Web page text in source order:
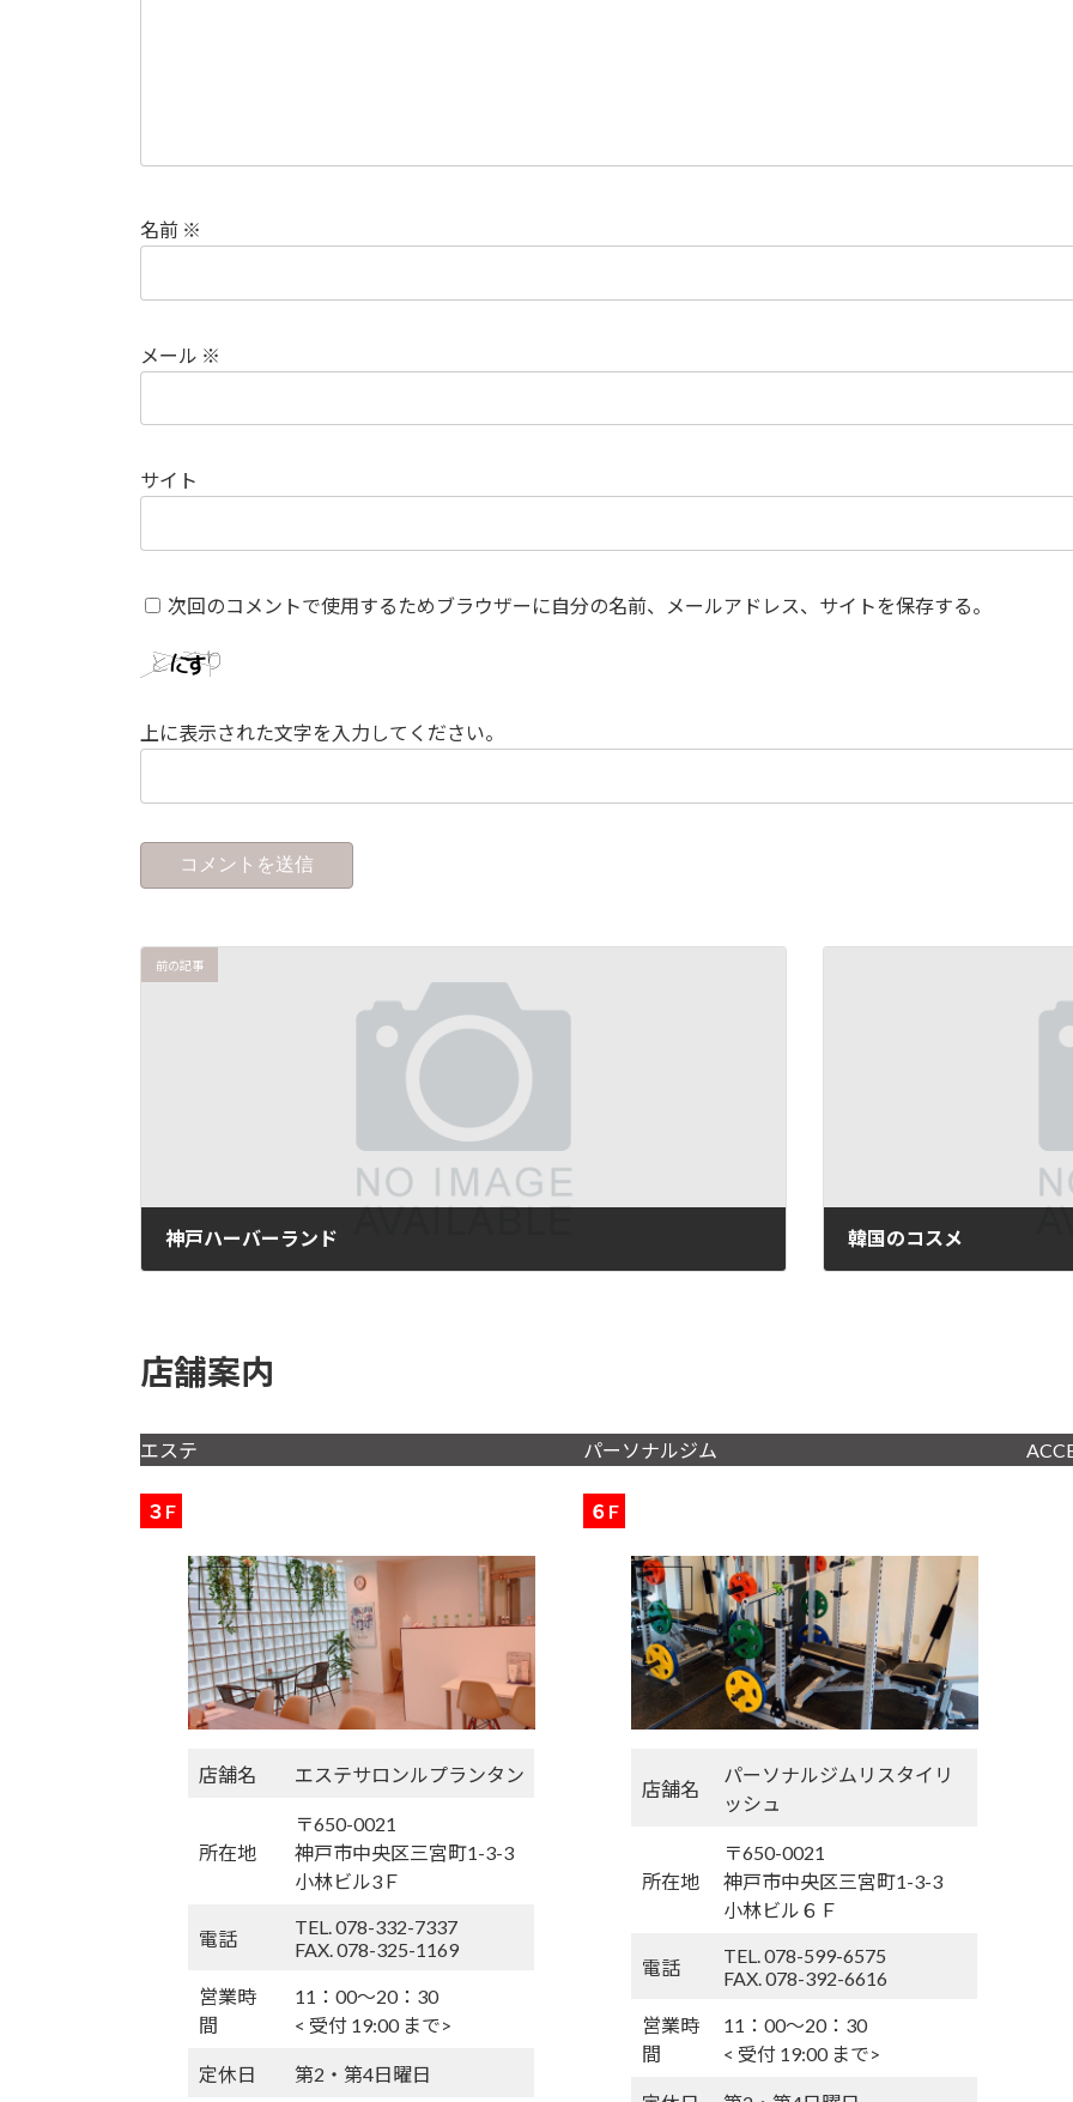
名前 ※
メール ※
サイト
次回のコメントで使用するためブラウザーに自分の名前、メールアドレス、サイトを保存する。
上に表示された文字を入力してください。
前の記事
神戸ハーバーランド 韓国のコスメ
店舗案内
エステ
３F
店舗名 エステサロンルプランタン
所在地
〒650-0021
神戸市中央区三宮町1-3-3
小林ビル3Ｆ
電話
TEL. 078-332-7337
FAX. 078-325-1169
営業時
間
11：00〜20：30
< 受付 19:00 まで>
定休日 第2・第4日曜日
パーソナルジム
６F
店舗名
パーソナルジムリスタイリ
ッシュ
所在地
〒650-0021
神戸市中央区三宮町1-3-3
小林ビル６Ｆ
電話
TEL. 078-599-6575
FAX. 078-392-6616
営業時
間
11：00〜20：30
< 受付 19:00 まで>